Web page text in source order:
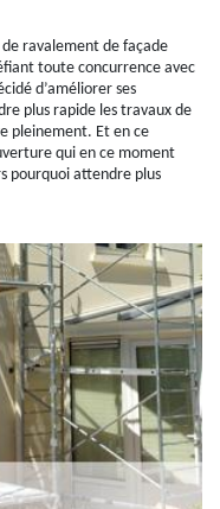
ravalement de façade
toute concurrence avec
d’améliorer ses
plus rapide les travaux de
pleinement. Et en ce
qui en ce moment
pourquoi attendre plus